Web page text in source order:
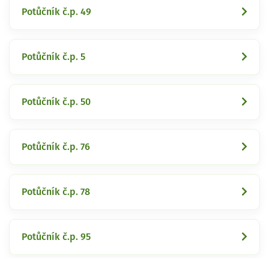
Potůčník č.p. 49
Potůčník č.p. 5
Potůčník č.p. 50
Potůčník č.p. 76
Potůčník č.p. 78
Potůčník č.p. 95